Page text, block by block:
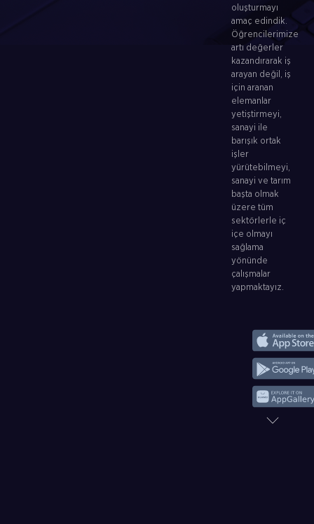
oluşturmayı
amaç edindik.
Öğrencilerimize
artı değerler
kazandırarak iş
arayan değil, iş
için aranan
elemanlar
yetiştirmeyi,
sanayi ile
barışık ortak
işler
yürütebilmeyi,
sanayi ve tarım
başta olmak
üzere tüm
sektörlerle iç
içe olmayı
sağlama
yönünde
çalışmalar
yapmaktayız.